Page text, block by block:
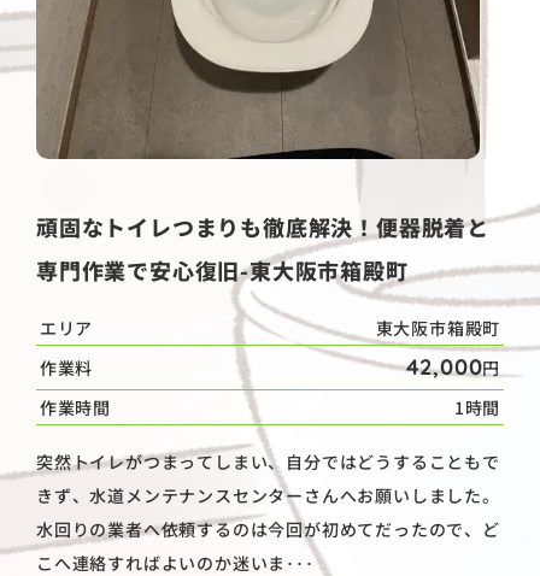
頑固なトイレつまりも徹底解決！便器脱着と
専門作業で安心復旧-東大阪市箱殿町
エリア
東大阪市箱殿町
作業料
42,000円
作業時間
1時間
突然トイレがつまってしまい、自分ではどうすることもで
きず、水道メンテナンスセンターさんへお願いしました。
水回りの業者へ依頼するのは今回が初めてだったので、ど
こへ連絡すればよいのか迷いま･･･